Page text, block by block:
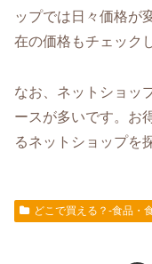
ップでは日々価格が
在の価格もチェック
なお、ネットショッ
ースが多いです。お
るネットショップを
どこで買える？-食品・